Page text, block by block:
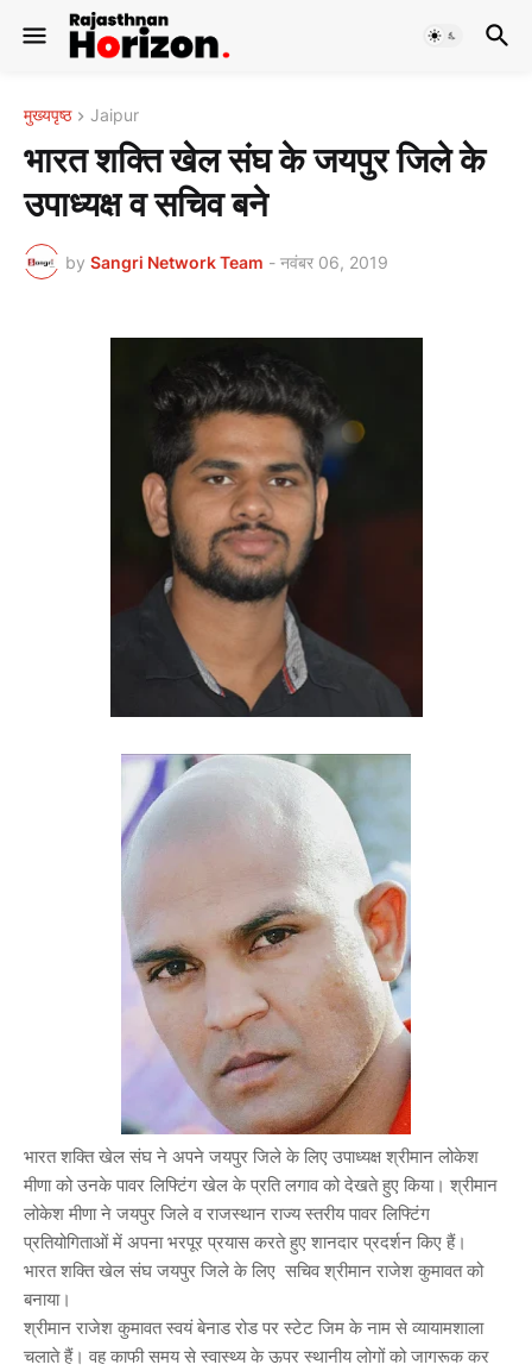
मुख्यपृष्ठ Jaipur
भारत शक्ति खेल संघ के जयपुर जिले के
उपाध्यक्ष व सचिव बने
by Sangri Network Team - नवंबर 06, 2019
भारत शक्ति खेल संघ ने अपने जयपुर जिले के लिए उपाध्यक्ष श्रीमान लोकेश
मीणा को उनके पावर लिफ्टिंग खेल के प्रति लगाव को देखते हुए किया। श्रीमान
लोकेश मीणा ने जयपुर जिले व राजस्थान राज्य स्तरीय पावर लिफ्टिंग
प्रतियोगिताओं में अपना भरपूर प्रयास करते हुए शानदार प्रदर्शन किए हैं।
भारत शक्ति खेल संघ जयपुर जिले के लिए सचिव श्रीमान राजेश कुमावत को
बनाया।
श्रीमान राजेश कुमावत स्वयं बेनाड रोड पर स्टेट जिम के नाम से व्यायामशाला
चलाते हैं। वह काफी समय से स्वास्थ्य के ऊपर स्थानीय लोगों को जागरूक कर